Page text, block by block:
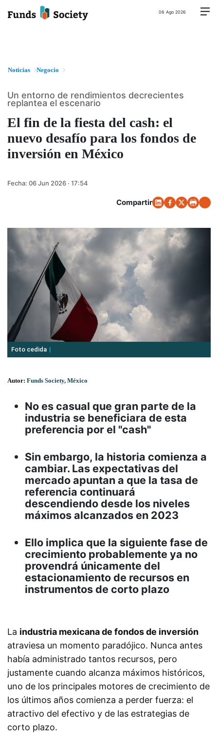
06 Ago 2026
Noticias Negocio
El fin de la fiesta del cash: el
nuevo desafío para los fondos de
inversión en México
Un entorno de rendimientos decrecientes
replantea el escenario
Fecha: 06 Jun 2026 · 17:54
Compartir
Foto cedida
Autor: Funds Society, México
No es casual que gran parte de la
industria se beneficiara de esta
preferencia por el "cash"
Sin embargo, la historia comienza a
cambiar. Las expectativas del
mercado apuntan a que la tasa de
referencia continuará
descendiendo desde los niveles
máximos alcanzados en 2023
Ello implica que la siguiente fase de
crecimiento probablemente ya no
provendrá únicamente del
estacionamiento de recursos en
instrumentos de corto plazo
La industria mexicana de fondos de inversión
atraviesa un momento paradójico. Nunca antes
había administrado tantos recursos, pero
justamente cuando alcanza máximos históricos,
uno de los principales motores de crecimiento de
los últimos años comienza a perder fuerza: el
atractivo del efectivo y de las estrategias de
corto plazo.